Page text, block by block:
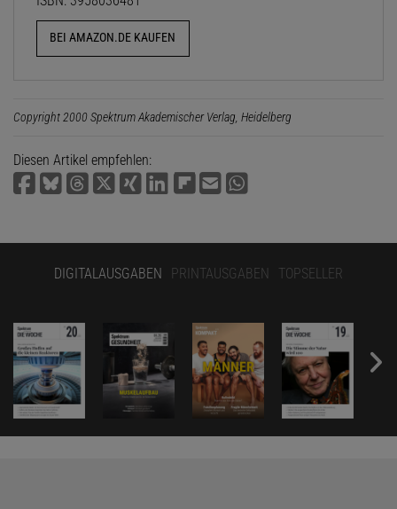
BEI AMAZON.DE KAUFEN
Copyright 2000 Spektrum Akademischer Verlag, Heidelberg
Diesen Artikel empfehlen:
DIGITALAUSGABEN PRINTAUSGABEN TOPSELLER